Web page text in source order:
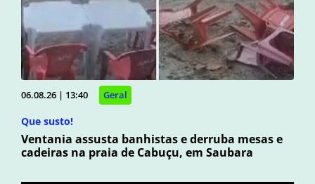
06.08.26 | 13:40 Geral
Que susto!
Ventania assusta banhistas e derruba mesas e
cadeiras na praia de Cabuçu, em Saubara